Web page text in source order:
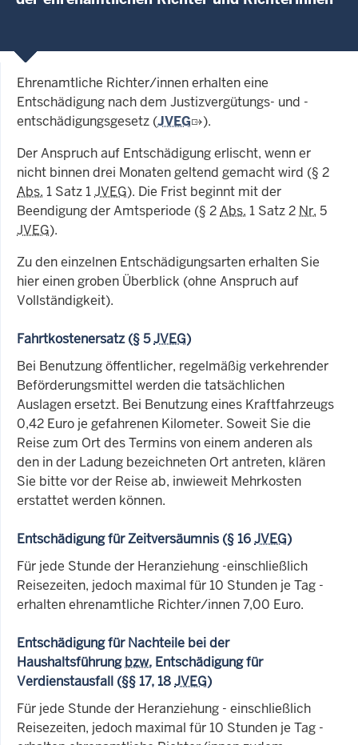
Ehrenamtliche Richter/innen erhalten eine
Entschädigung nach dem Justizvergütungs- und -
entschädigungsgesetz (JVEG
).
Der Anspruch auf Entschädigung erlischt, wenn er
nicht binnen drei Monaten geltend gemacht wird (§ 2
Abs. 1 Satz 1JVEG). Die Frist beginnt mit der
Beendigung der Amtsperiode (§ 2Abs. 1 Satz 2 Nr. 5
JVEG).
Zu den einzelnen Entschädigungsarten erhalten Sie
hier einen groben Überblick (ohne Anspruch auf
Vollständigkeit).
Fahrtkostenersatz (§ 5JVEG)
Bei Benutzung öffentlicher, regelmäßig verkehrender
Beförderungsmittel werden die tatsächlichen
Auslagen ersetzt. Bei Benutzung eines Kraftfahrzeugs
0,42 Euro je gefahrenen Kilometer. Soweit Sie die
Reise zum Ort des Termins von einem anderen als
den in der Ladung bezeichneten Ort antreten, klären
Sie bitte vor der Reise ab, inwieweit Mehrkosten
erstattet werden können.
Entschädigung für Zeitversäumnis (§ 16JVEG)
Für jede Stunde der Heranziehung -einschließlich
Reisezeiten, jedoch maximal für 10 Stunden je Tag -
erhalten ehrenamtliche Richter/innen 7,00 Euro.
Entschädigung für Nachteile bei der
Haushaltsführungbzw. Entschädigung für
Verdienstausfall (§§ 17, 18JVEG)
Für jede Stunde der Heranziehung - einschließlich
Reisezeiten, jedoch maximal für 10 Stunden je Tag -